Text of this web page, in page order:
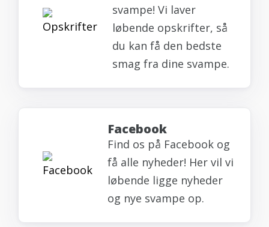
svampe! Vi laver
løbende opskrifter, så
du kan få den bedste
smag fra dine svampe.
Facebook
Find os på Facebook og
få alle nyheder! Her vil vi
løbende ligge nyheder
og nye svampe op.